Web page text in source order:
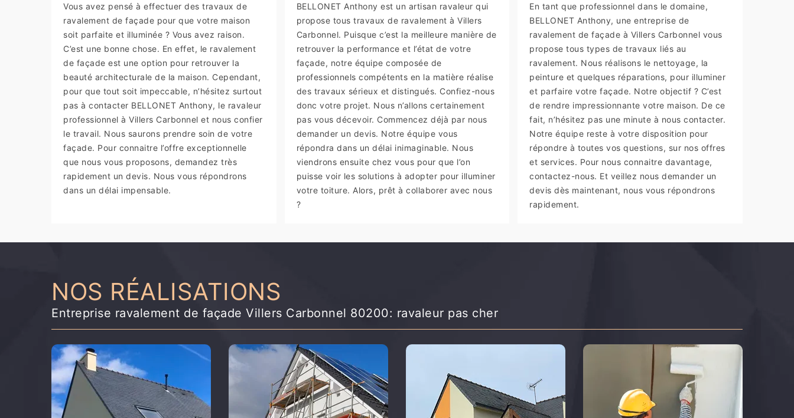
Vous avez pensé à effectuer des travaux de
ravalement de façade pour que votre maison
soit parfaite et illuminée ? Vous avez raison.
C’est une bonne chose. En effet, le ravalement
de façade est une option pour retrouver la
beauté architecturale de la maison. Cependant,
pour que tout soit impeccable, n’hésitez surtout
pas à contacter BELLONET Anthony, le ravaleur
professionnel à Villers Carbonnel et nous confier
le travail. Nous saurons prendre soin de votre
façade. Pour connaitre l’offre exceptionnelle
que nous vous proposons, demandez très
rapidement un devis. Nous vous répondrons
dans un délai impensable.
BELLONET Anthony est un artisan ravaleur qui
propose tous travaux de ravalement à Villers
Carbonnel. Puisque c’est la meilleure manière de
retrouver la performance et l’état de votre
façade, notre équipe composée de
professionnels compétents en la matière réalise
des travaux sérieux et distingués. Confiez-nous
donc votre projet. Nous n’allons certainement
pas vous décevoir. Commencez déjà par nous
demander un devis. Notre équipe vous
répondra dans un délai inimaginable. Nous
viendrons ensuite chez vous pour que l’on
puisse voir les solutions à adopter pour illuminer
votre toiture. Alors, prêt à collaborer avec nous
?
En tant que professionnel dans le domaine,
BELLONET Anthony, une entreprise de
ravalement de façade à Villers Carbonnel vous
propose tous types de travaux liés au
ravalement. Nous réalisons le nettoyage, la
peinture et quelques réparations, pour illuminer
et parfaire votre façade. Notre objectif ? C’est
de rendre impressionnante votre maison. De ce
fait, n’hésitez pas une minute à nous contacter.
Notre équipe reste à votre disposition pour
répondre à toutes vos questions, sur nos offres
et services. Pour nous connaitre davantage,
contactez-nous. Et veillez nous demander un
devis dès maintenant, nous vous répondrons
rapidement.
NOS RÉALISATIONS
Entreprise ravalement de façade Villers Carbonnel 80200: ravaleur pas cher